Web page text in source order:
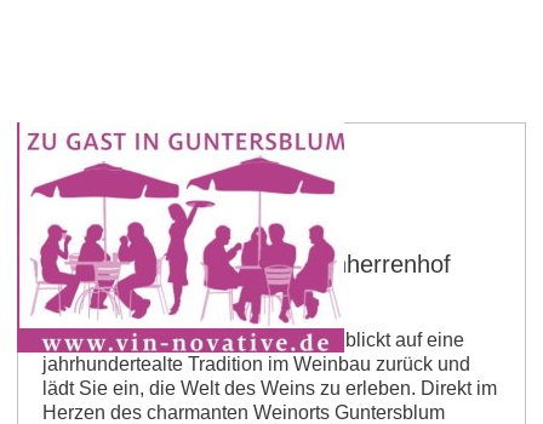
Guntersblum
Straußwirtschaft im Deutschherrenhof
Frey
Das familiengeführte Weingut Frey blickt auf eine
jahrhundertealte Tradition im Weinbau zurück und
lädt Sie ein, die Welt des Weins zu erleben. Direkt im
Herzen des charmanten Weinorts Guntersblum